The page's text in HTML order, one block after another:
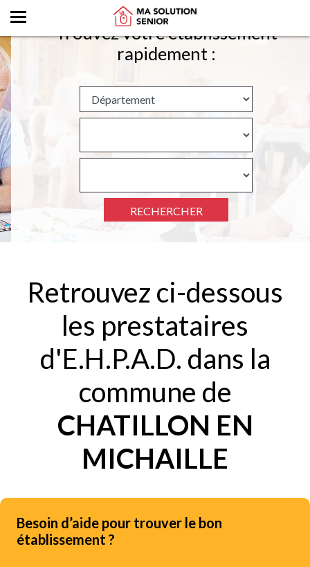
Trouvez votre établissement
rapidement :
RECHERCHER
Retrouvez ci-dessous
les prestataires
d'E.H.P.A.D. dans la
commune de
CHATILLON EN
MICHAILLE
Besoin d’aide pour trouver le bon
établissement ?